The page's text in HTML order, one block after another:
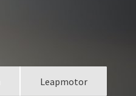
Leapmotor